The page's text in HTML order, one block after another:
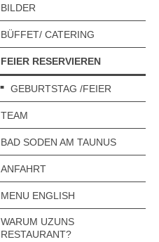
BILDER
BÜFFET/ CATERING
FEIER RESERVIEREN
GEBURTSTAG /FEIER
TEAM
BAD SODEN AM TAUNUS
ANFAHRT
MENU ENGLISH
WARUM UZUNS
RESTAURANT?